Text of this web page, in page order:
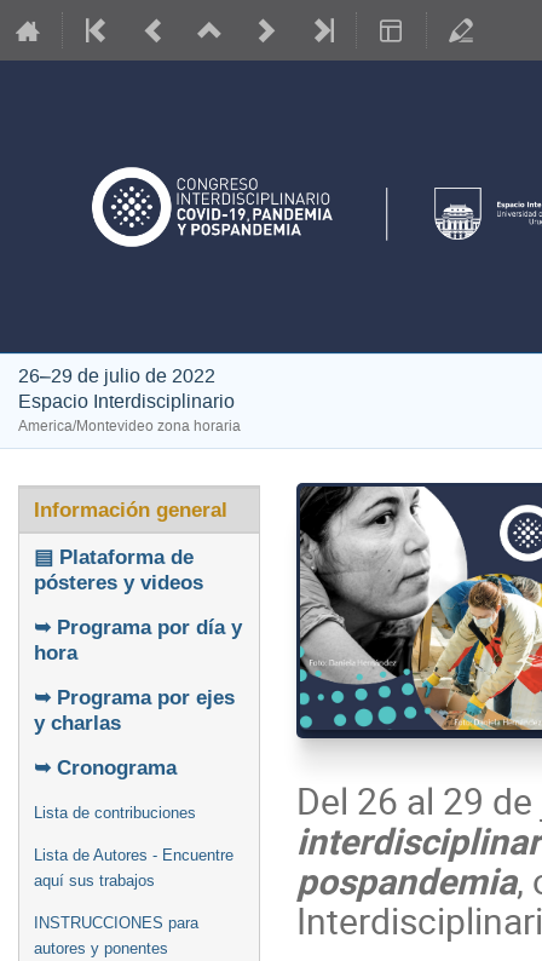
26–29 de julio de 2022
Espacio Interdisciplinario
America/Montevideo zona horaria
Event
menu
Información general
▤ Plataforma de
pósteres y videos
➥ Programa por día y
hora
➥ Programa por ejes
y charlas
➥ Cronograma
Lista de contribuciones
Lista de Autores - Encuentre
aquí sus trabajos
INSTRUCCIONES para
autores y ponentes
Del 26 al 29
pospandemia,